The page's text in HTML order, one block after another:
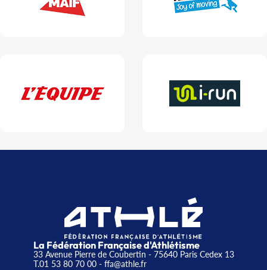
La Fédération Française d'Athlétisme
33 Avenue Pierre de Coubertin - 75640 Paris Cedex 13
T.01 53 80 70 00- ffa@athle.fr